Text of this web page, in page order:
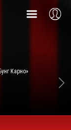
Карно»